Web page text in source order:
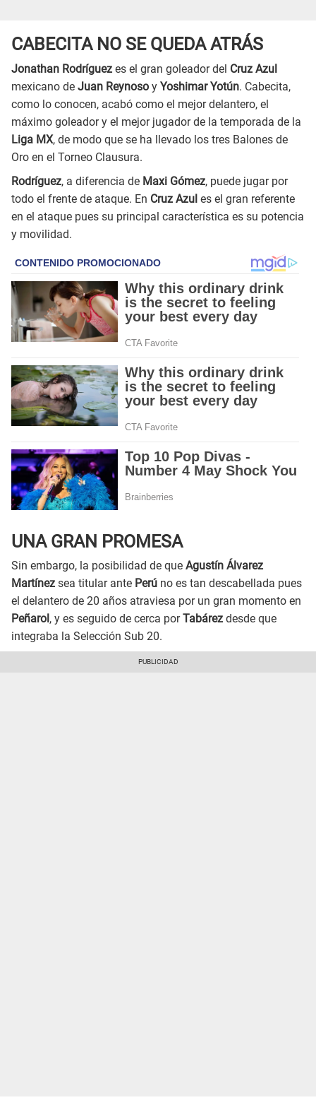
CABECITA NO SE QUEDA ATRÁS
Jonathan Rodríguez es el gran goleador del Cruz Azul
mexicano de Juan Reynoso y Yoshimar Yotún. Cabecita,
como lo conocen, acabó como el mejor delantero, el
máximo goleador y el mejor jugador de la temporada de la
Liga MX, de modo que se ha llevado los tres Balones de
Oro en el Torneo Clausura.
Rodríguez, a diferencia de Maxi Gómez, puede jugar por
todo el frente de ataque. En Cruz Azul es el gran referente
en el ataque pues su principal característica es su potencia
y movilidad.
UNA GRAN PROMESA
Sin embargo, la posibilidad de que Agustín Álvarez
Martínez sea titular ante Perú no es tan descabellada pues
el delantero de 20 años atraviesa por un gran momento en
Peñarol, y es seguido de cerca porTabárez desde que
integraba la Selección Sub 20.